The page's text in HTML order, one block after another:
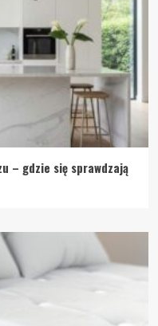
– gdzie się sprawdzają